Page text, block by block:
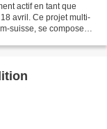
actif en tant que
avril. Ce projet multi-
suisse, se compose